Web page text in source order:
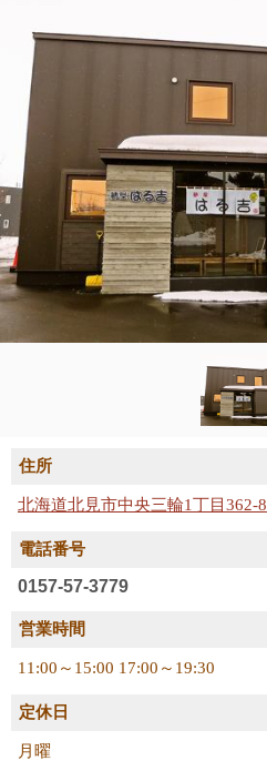
住所
北海道北見市中央三輪1丁目362-8
電話番号
0157-57-3779
営業時間
11:00～15:00 17:00～19:30
定休日
月曜